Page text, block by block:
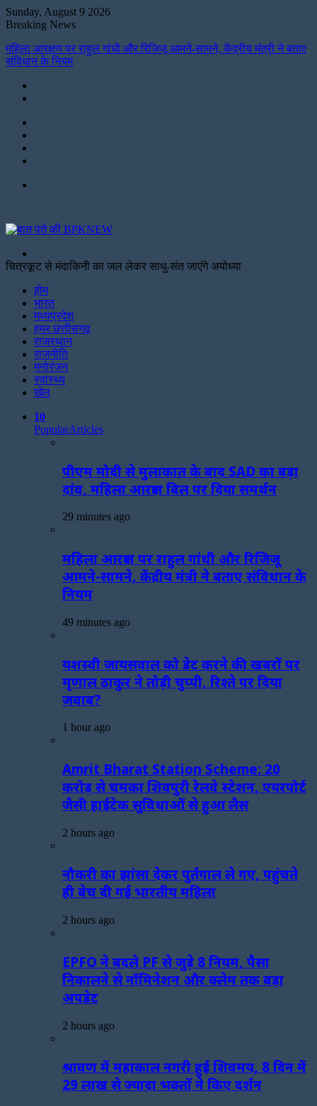
Sunday, August 9 2026
Breaking News
महिला आरक्षण पर राहुल गांधी और रिजिजू आमने-सामने, केंद्रीय मंत्री ने बताए
संविधान के नियम
for
चित्रकूट से मंदाकिनी का जल लेकर साधु-संत जाएंगे अयोध्या
होम
भारत
मध्यप्रदेश
हमर छत्तीसगढ़
राजस्थान
राजनीति
मनोरंजन
स्वास्थ्य
खेल
10
PopularArticles
पीएम मोदी से मुलाकात के बाद SAD का बड़ा
दांव, महिला आरक्षण बिल पर दिया समर्थन
29 minutes ago
महिला आरक्षण पर राहुल गांधी और रिजिजू
आमने-सामने, केंद्रीय मंत्री ने बताए संविधान के
नियम
49 minutes ago
यशस्वी जायसवाल को डेट करने की खबरों पर
मृणाल ठाकुर ने तोड़ी चुप्पी, रिश्ते पर दिया
जवाब?
1 hour ago
Amrit Bharat Station Scheme: 20
करोड़ से चमका शिवपुरी रेलवे स्टेशन, एयरपोर्ट
जैसी हाईटेक सुविधाओं से हुआ लैस
2 hours ago
नौकरी का झांसा देकर पुर्तगाल ले गए, पहुंचते
ही बेच दी गई भारतीय महिला
2 hours ago
EPFO ने बदले PF से जुड़े 8 नियम, पैसा
निकालने से नॉमिनेशन और क्लेम तक बड़ा
अपडेट
2 hours ago
श्रावण में महाकाल नगरी हुई शिवमय, 8 दिन में
29 लाख से ज्यादा भक्तों ने किए दर्शन